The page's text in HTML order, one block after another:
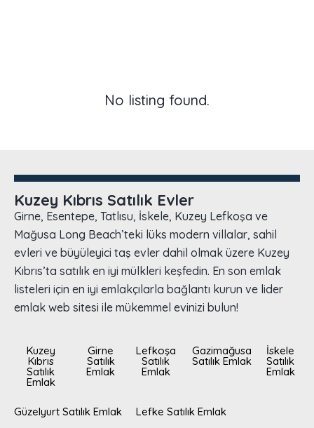
No listing found.
Kuzey Kıbrıs Satılık Evler
Girne, Esentepe, Tatlısu, İskele, Kuzey Lefkoşa ve
Mağusa Long Beach’teki lüks modern villalar, sahil
evleri ve büyüleyici taş evler dahil olmak üzere Kuzey
Kıbrıs’ta satılık en iyi mülkleri keşfedin. En son emlak
listeleri için en iyi emlakçılarla bağlantı kurun ve lider
emlak web sitesi ile mükemmel evinizi bulun!
Kuzey
Kıbrıs
Satılık
Emlak
Girne
Satılık
Emlak
Lefkoşa
Satılık
Emlak
Gazimağusa
Satılık Emlak
İskele
Satılık
Emlak
Güzelyurt Satılık Emlak Lefke Satılık Emlak